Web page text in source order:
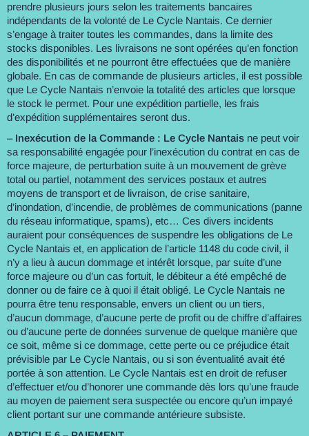
prendre plusieurs jours selon les traitements bancaires
indépendants de la volonté de Le Cycle Nantais. Ce dernier
s’engage à traiter toutes les commandes, dans la limite des
stocks disponibles. Les livraisons ne sont opérées qu’en fonction
des disponibilités et ne pourront être effectuées que de manière
globale. En cas de commande de plusieurs articles, il est possible
que Le Cycle Nantais n’envoie la totalité des articles que lorsque
le stock le permet. Pour une expédition partielle, les frais
d’expédition supplémentaires seront dus.
– Inexécution de la Commande : Le Cycle Nantais ne peut voir
sa responsabilité engagée pour l’inexécution du contrat en cas de
force majeure, de perturbation suite à un mouvement de grève
total ou partiel, notamment des services postaux et autres
moyens de transport et de livraison, de crise sanitaire,
d’inondation, d’incendie, de problèmes de communications (panne
du réseau informatique, spams), etc… Ces divers incidents
auraient pour conséquences de suspendre les obligations de Le
Cycle Nantais et, en application de l’article 1148 du code civil, il
n’y a lieu à aucun dommage et intérêt lorsque, par suite d’une
force majeure ou d’un cas fortuit, le débiteur a été empêché de
donner ou de faire ce à quoi il était obligé. Le Cycle Nantais ne
pourra être tenu responsable, envers un client ou un tiers,
d’aucun dommage, d’aucune perte de profit ou de chiffre d’affaires
ou d’aucune perte de données survenue de quelque manière que
ce soit, même si ce dommage, cette perte ou ce préjudice était
prévisible par Le Cycle Nantais, ou si son éventualité avait été
portée à son attention. Le Cycle Nantais est en droit de refuser
d’effectuer et/ou d’honorer une commande dès lors qu’une fraude
au moyen de paiement sera suspectée ou encore qu’un impayé
client portant sur une commande antérieure subsiste.